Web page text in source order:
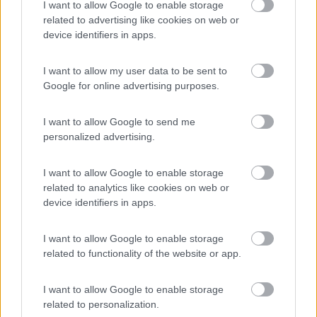
I want to allow Google to enable storage
related to advertising like cookies on web or
device identifiers in apps.
I want to allow my user data to be sent to
Google for online advertising purposes.
I want to allow Google to send me
personalized advertising.
I want to allow Google to enable storage
related to analytics like cookies on web or
device identifiers in apps.
I want to allow Google to enable storage
related to functionality of the website or app.
I want to allow Google to enable storage
related to personalization.
della proprietà, oppure le restituirà al compratore in caso di
mancata consegna del bene.
Minus Labor Homini Salus. Tiempo expendido en trabajo es tiempo perdido. Il
miglior ordin mio è l'esser confuso. luigino (luigino)
chorus
13002
In risposta al messaggio diElletufodel30/11/2019alle
segregate su quel conto, ed il notaio le versa al venditore dopo che c'è
stato il trasferimento della proprietà, oppure le restituirà al compratore in
Immagino che questa procedura che suggerisci avrà un costo,
chi se lo dovrebbe accollare?